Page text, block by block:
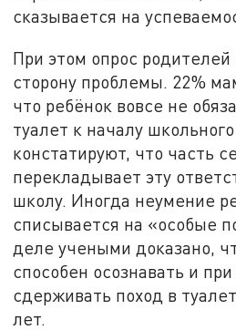
сказывается на
При этом опрос
сторону проблемы. 22%
что ребёнок вовсе не
туалет к началу
констатируют, что часть
перекладывает эту
школу. Иногда неумение
списывается на «особые
деле учеными доказано,
способен осознавать и
сдерживать поход в
лет.